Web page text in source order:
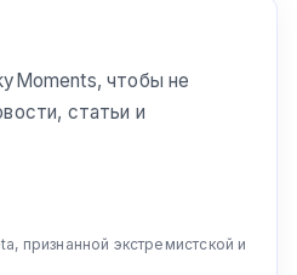
чтобы не
статьи и
признанной экстремистской и